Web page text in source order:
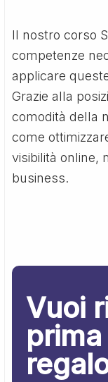
Il nostro corso
competenze
applicare
Grazie alla
comodità della
come
visibilità online,
business.
Vuoi